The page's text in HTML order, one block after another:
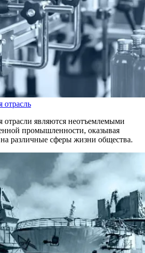
отрасль
являются неотъемлемыми
промышленности, оказывая
различные сферы жизни общества.